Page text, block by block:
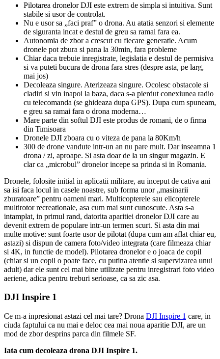
Pilotarea dronelor DJI este extrem de simpla si intuitiva. Sunt
stabile si usor de controlat.
Nu e usor sa „faci praf” o drona. Au atatia senzori si elemente
de siguranta incat e destul de greu sa ramai fara ea.
Autonomia de zbor a crescut cu fiecare generatie. Acum
dronele pot zbura si pana la 30min, fara probleme
Chiar daca trebuie inregistrate, legislatia e destul de permisiva
si va puteti bucura de drona fara stres (despre asta, pe larg,
mai jos)
Decoleaza singure. Aterizeaza singure. Ocolesc obstacole si
cladiri si vin inapoi la baza, daca s-a pierdut conexiunea radio
cu telecomanda (se ghideaza dupa GPS). Dupa cum spuneam,
e greu sa ramai fara o drona moderna…
Mare parte din softul DJI este produs de romani, de o firma
din Timisoara
Dronele DJI zboara cu o viteza de pana la 80Km/h
300 de drone vandute intr-un an nu pare mult. Dar inseamna 1
drona / zi, aproape. Si asta doar de la un singur magazin. E
clar ca „microbul” dronelor incepe sa prinda si in Romania.
Dronele, folosite initial in aplicatii militare, au inceput de cativa ani
sa isi faca locul in casele noastre, sub forma unor „masinarii
zburatoare” pentru oameni mari. Multicopterele sau elicopterele
multirotor recreationale, asa cum mai sunt cunoscute. Asta s-a
intamplat, in primul rand, datorita aparitiei dronelor DJI care au
devenit extrem de populare intr-un termen scurt. Si asta din mai
multe motive: sunt foarte usor de pilotat (dupa cum am aflat chiar eu,
astazi) si dispun de camera foto/video integrata (care filmeaza chiar
si 4K, in functie de model). Pilotarea dronelor e o joaca de copil
(chiar si un copil o poate face, cu putina atentie si supervizarea unui
adult) dar ele sunt cel mai bine utilizate pentru inregistrari foto video
aeriene, adica pentru treburi serioase, ca sa zic asa.
DJI Inspire 1
Ce m-a inpresionat astazi cel mai tare? Drona DJI Inspire 1 care, in
ciuda faptului ca nu mai e deloc cea mai noua aparitie DJI, are un
mod de zbor desprins parca din filmele SF.
Iata cum decoleaza drona DJI Inspire 1.